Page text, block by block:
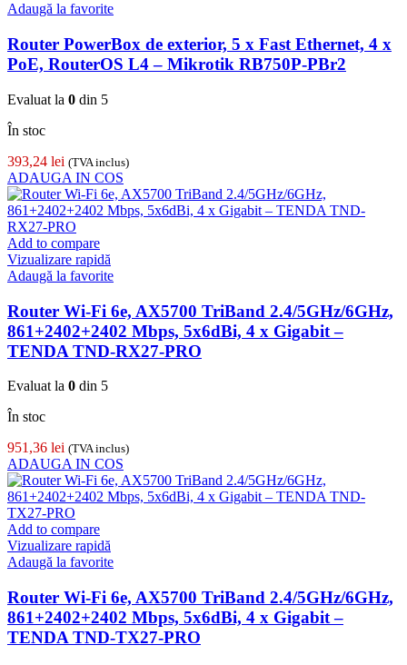
Adaugă la favorite
Router PowerBox de exterior, 5 x Fast Ethernet, 4 x
PoE, RouterOS L4 – Mikrotik RB750P-PBr2
Evaluat la 0 din 5
În stoc
393,24 lei (TVA inclus)
ADAUGA IN COS
Add to compare
Vizualizare rapidă
Adaugă la favorite
Router Wi-Fi 6e, AX5700 TriBand 2.4/5GHz/6GHz,
861+2402+2402 Mbps, 5x6dBi, 4 x Gigabit –
TENDA TND-RX27-PRO
Evaluat la 0 din 5
În stoc
951,36 lei (TVA inclus)
ADAUGA IN COS
Add to compare
Vizualizare rapidă
Adaugă la favorite
Router Wi-Fi 6e, AX5700 TriBand 2.4/5GHz/6GHz,
861+2402+2402 Mbps, 5x6dBi, 4 x Gigabit –
TENDA TND-TX27-PRO